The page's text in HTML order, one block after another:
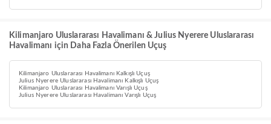
Kilimanjaro Uluslararası Havalimanı & Julius Nyerere Uluslararası
Havalimanı için Daha Fazla Önerilen Uçuş
Kilimanjaro Uluslararası Havalimanı Kalkışlı Uçuş
Julius Nyerere Uluslararası Havalimanı Kalkışlı Uçuş
Kilimanjaro Uluslararası Havalimanı Varışlı Uçuş
Julius Nyerere Uluslararası Havalimanı Varışlı Uçuş